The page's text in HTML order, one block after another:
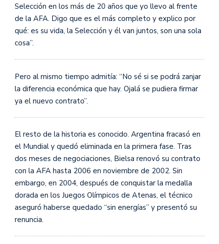
Selección en los más de 20 años que yo llevo al frente
de la AFA. Digo que es el más completo y explico por
qué: es su vida, la Selección y él van juntos, son una sola
cosa”.
Pero al mismo tiempo admitía: “No sé si se podrá zanjar
la diferencia económica que hay. Ojalá se pudiera firmar
ya el nuevo contrato”.
El resto de la historia es conocido. Argentina fracasó en
el Mundial y quedó eliminada en la primera fase. Tras
dos meses de negociaciones, Bielsa renovó su contrato
con la AFA hasta 2006 en noviembre de 2002. Sin
embargo, en 2004, después de conquistar la medalla
dorada en los Juegos Olímpicos de Atenas, el técnico
aseguró haberse quedado “sin energías” y presentó su
renuncia.